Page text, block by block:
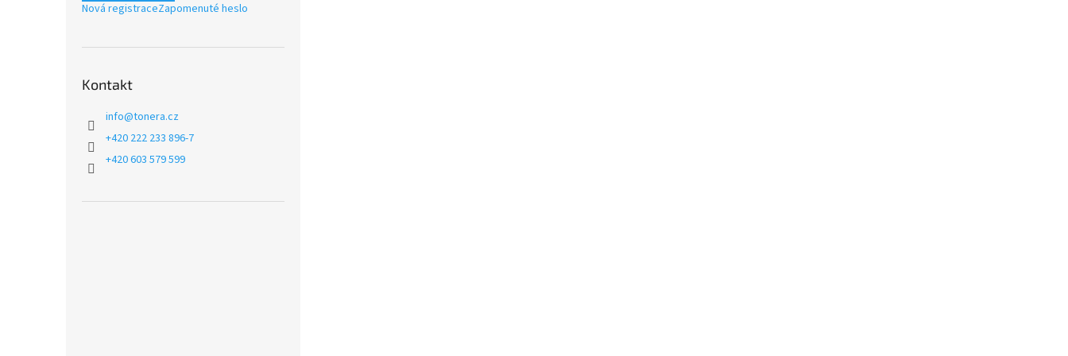
Nová registraceZapomenuté heslo
Kontakt
info@tonera.cz
+420 222 233 896-7
+420 603 579 599